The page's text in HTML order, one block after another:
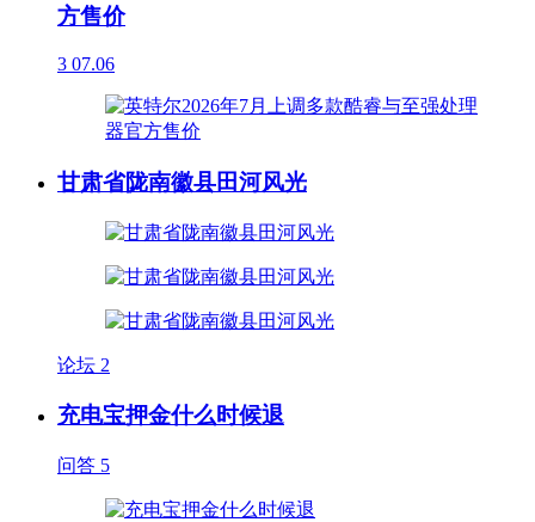
方售价
3 07.06
甘肃省陇南徽县田河风光
论坛 2
充电宝押金什么时候退
问答 5